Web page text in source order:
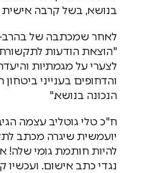
בנושא, בשל קרבה אישית
לאחר שמכתבה של בהרב-
"הוצאת הודעות
לצערי על מגמתיות
והדחופים בענייני
הנכונה בנושא."
ח"כ טלי גוטליב עצמה
יועמשית שיגרה מכתב
להיות חותמת גומי שלה!
נגדי כתב אישום.